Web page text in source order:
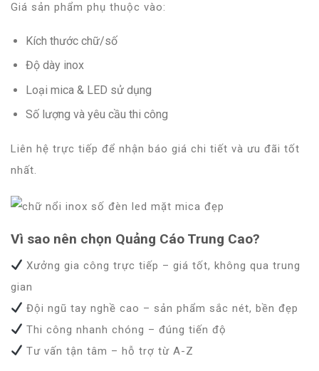
Giá sản phẩm phụ thuộc vào:
Kích thước chữ/số
Độ dày inox
Loại mica & LED sử dụng
Số lượng và yêu cầu thi công
Liên hệ trực tiếp để nhận báo giá chi tiết và ưu đãi tốt
nhất.
Vì sao nên chọn Quảng Cáo Trung Cao?
Xưởng gia công trực tiếp – giá tốt, không qua trung
gian
Đội ngũ tay nghề cao – sản phẩm sắc nét, bền đẹp
Thi công nhanh chóng – đúng tiến độ
Tư vấn tận tâm – hỗ trợ từ A-Z